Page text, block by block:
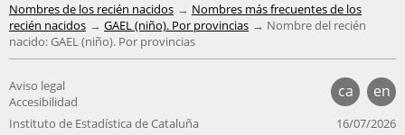
Nombres de los recién nacidos
Nombres más frecuentes de los
recién nacidos
GAEL (niño). Por provincias
Nombre del recién
nacido: GAEL (niño). Por provincias
ca en
Aviso legal
Accesibilidad
Instituto de Estadística de Cataluña
16/07/2026